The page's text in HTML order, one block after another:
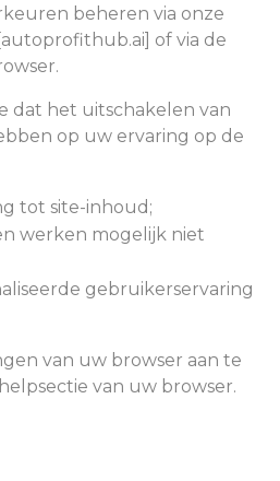
beheren via onze
of via de
dat het uitschakelen van
op uw ervaring op de
tot site-inhoud;
werken mogelijk niet
gebruikerservaring
van uw browser aan te
van uw browser.